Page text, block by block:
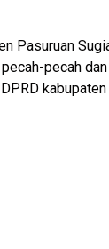
Pasuruan
pecah